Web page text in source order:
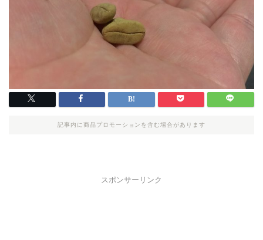
記事内に商品プロモーションを含む場合があります
スポンサーリンク